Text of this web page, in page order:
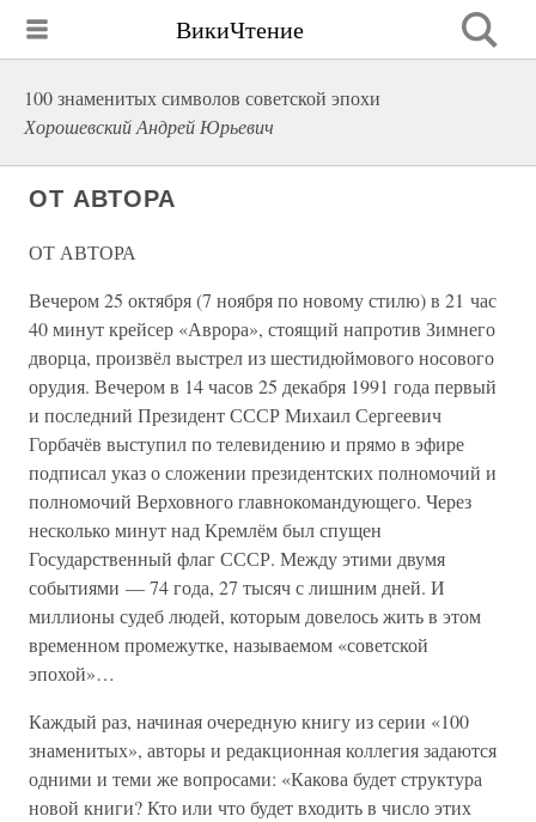
ВикиЧтение
100 знаменитых символов советской эпохи
Хорошевский Андрей Юрьевич
ОТ АВТОРА
ОТ АВТОРА
Вечером 25 октября (7 ноября по новому стилю) в 21 час
40 минут крейсер «Аврора», стоящий напротив Зимнего
дворца, произвёл выстрел из шестидюймового носового
орудия. Вечером в 14 часов 25 декабря 1991 года первый
и последний Президент СССР Михаил Сергеевич
Горбачёв выступил по телевидению и прямо в эфире
подписал указ о сложении президентских полномочий и
полномочий Верховного главнокомандующего. Через
несколько минут над Кремлём был спущен
Государственный флаг СССР. Между этими двумя
событиями — 74 года, 27 тысяч с лишним дней. И
миллионы судеб людей, которым довелось жить в этом
временном промежутке, называемом «советской
эпохой»…
Каждый раз, начиная очередную книгу из серии «100
знаменитых», авторы и редакционная коллегия задаются
одними и теми же вопросами: «Какова будет структура
новой книги? Кто или что будет входить в число этих